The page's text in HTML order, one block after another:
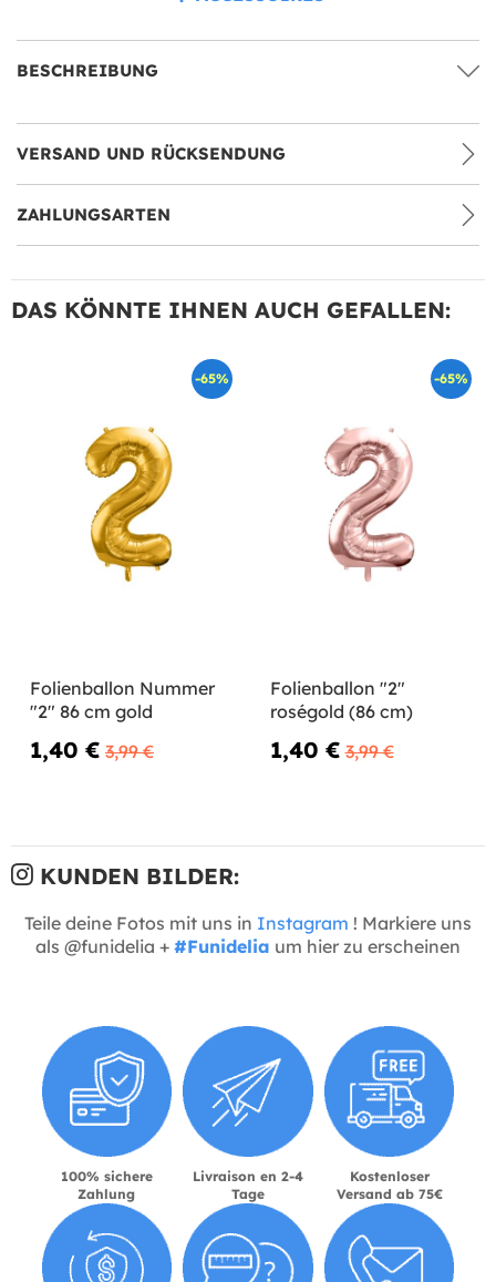
BESCHREIBUNG
VERSAND UND RÜCKSENDUNG
ZAHLUNGSARTEN
DAS KÖNNTE IHNEN AUCH GEFALLEN:
-65%
Folienballon Nummer
"2" 86 cm gold
1,40 € 3,99 €
-65%
Folienballon "2"
roségold (86 cm)
1,40 € 3,99 €
KUNDEN BILDER:
Teile deine Fotos mit uns in Instagram ! Markiere uns
als @funidelia + #Funidelia um hier zu erscheinen
100% sichere
Zahlung
Livraison en 2-4
Tage
Kostenloser
Versand ab 75€